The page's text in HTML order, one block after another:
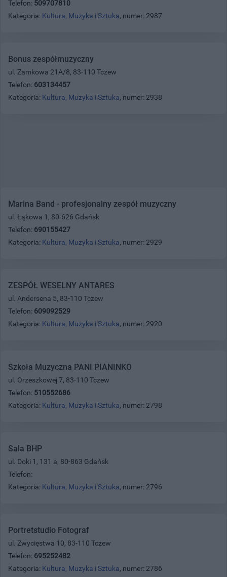
Telefon: 509707810
Kategoria: Kultura, Muzyka i Sztuka, numer: 2987
Bonus zespółmuzyczny
ul. Zamkowa 21A/8, 83-110 Tczew
Telefon: 603134457
Kategoria: Kultura, Muzyka i Sztuka, numer: 2938
Marina Band - profesjonalny zespół muzyczny
ul. Łąkowa 1, 80-626 Gdańsk
Telefon: 690155427
Kategoria: Kultura, Muzyka i Sztuka, numer: 2929
ZESPÓŁ WESELNY ANTARES
ul. Andersena 5, 83-110 Tczew
Telefon: 609092529
Kategoria: Kultura, Muzyka i Sztuka, numer: 2920
Szkoła Muzyczna PANI PIANINKO
ul. Orzeszkowej 7, 83-110 Tczew
Telefon: 510552686
Kategoria: Kultura, Muzyka i Sztuka, numer: 2798
Sala BHP
ul. Doki 1, 131 a, 80-863 Gdańsk
Telefon:
Kategoria: Kultura, Muzyka i Sztuka, numer: 2796
Portretstudio Fotograf
ul. Zwycięstwa 10, 83-110 Tczew
Telefon: 695252482
Kategoria: Kultura, Muzyka i Sztuka, numer: 2786